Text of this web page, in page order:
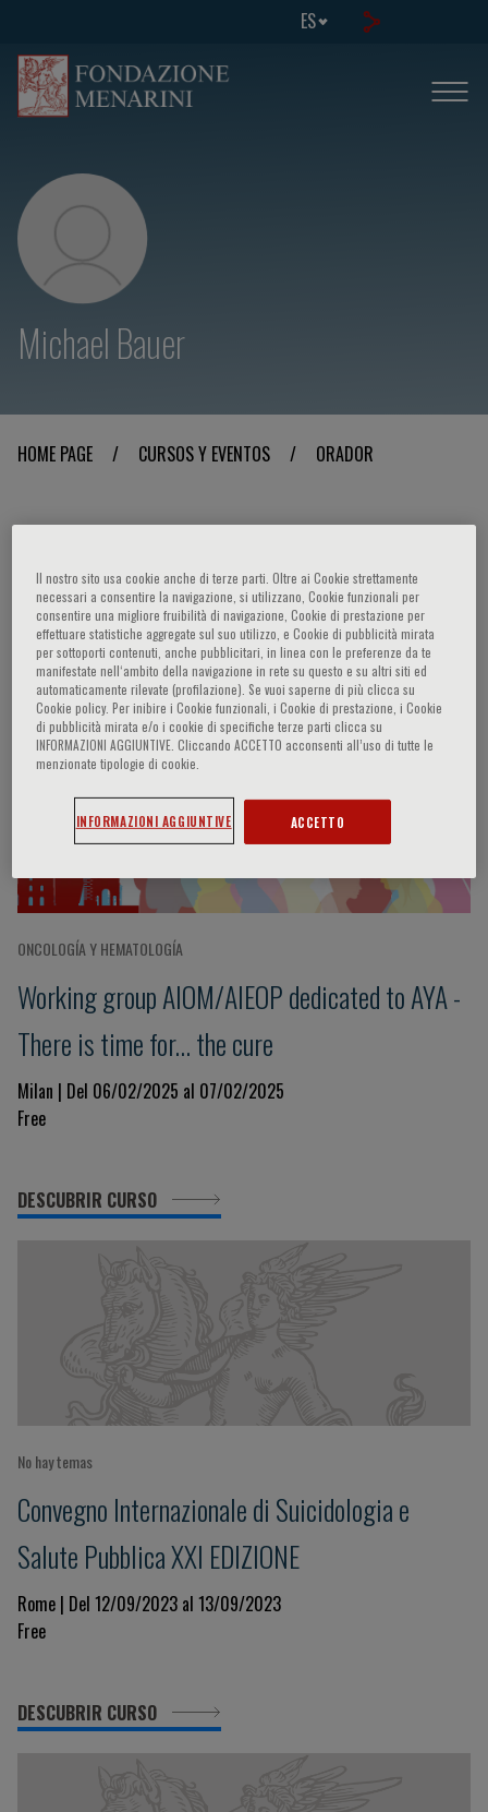
ES
Michael Bauer
HOME PAGE / CURSOS Y EVENTOS / ORADOR
Michael Bauer
Participaciones del ponente
ONCOLOGÍA Y HEMATOLOGÍA
Working group AIOM/AIEOP dedicated to AYA -
There is time for... the cure
Milan | Del 06/02/2025 al 07/02/2025
Free
DESCUBRIR CURSO
No hay temas
Convegno Internazionale di Suicidologia e
Salute Pubblica XXI EDIZIONE
Rome | Del 12/09/2023 al 13/09/2023
Free
DESCUBRIR CURSO
Il nostro sito usa cookie anche di terze parti. Oltre ai Cookie strettamente
necessari a consentire la navigazione, si utilizzano, Cookie funzionali per
consentire una migliore fruibilità di navigazione, Cookie di prestazione per
effettuare statistiche aggregate sul suo utilizzo, e Cookie di pubblicità mirata
per sottoporti contenuti, anche pubblicitari, in linea con le preferenze da te
manifestate nell‘ambito della navigazione in rete su questo e su altri siti ed
automaticamente rilevate (profilazione). Se vuoi saperne di più clicca su
Cookie policy. Per inibire i Cookie funzionali, i Cookie di prestazione, i Cookie
di pubblicità mirata e/o i cookie di specifiche terze parti clicca su
INFORMAZIONI AGGIUNTIVE. Cliccando ACCETTO acconsenti all’uso di tutte le
menzionate tipologie di cookie.
INFORMAZIONI AGGIUNTIVE ACCETTO